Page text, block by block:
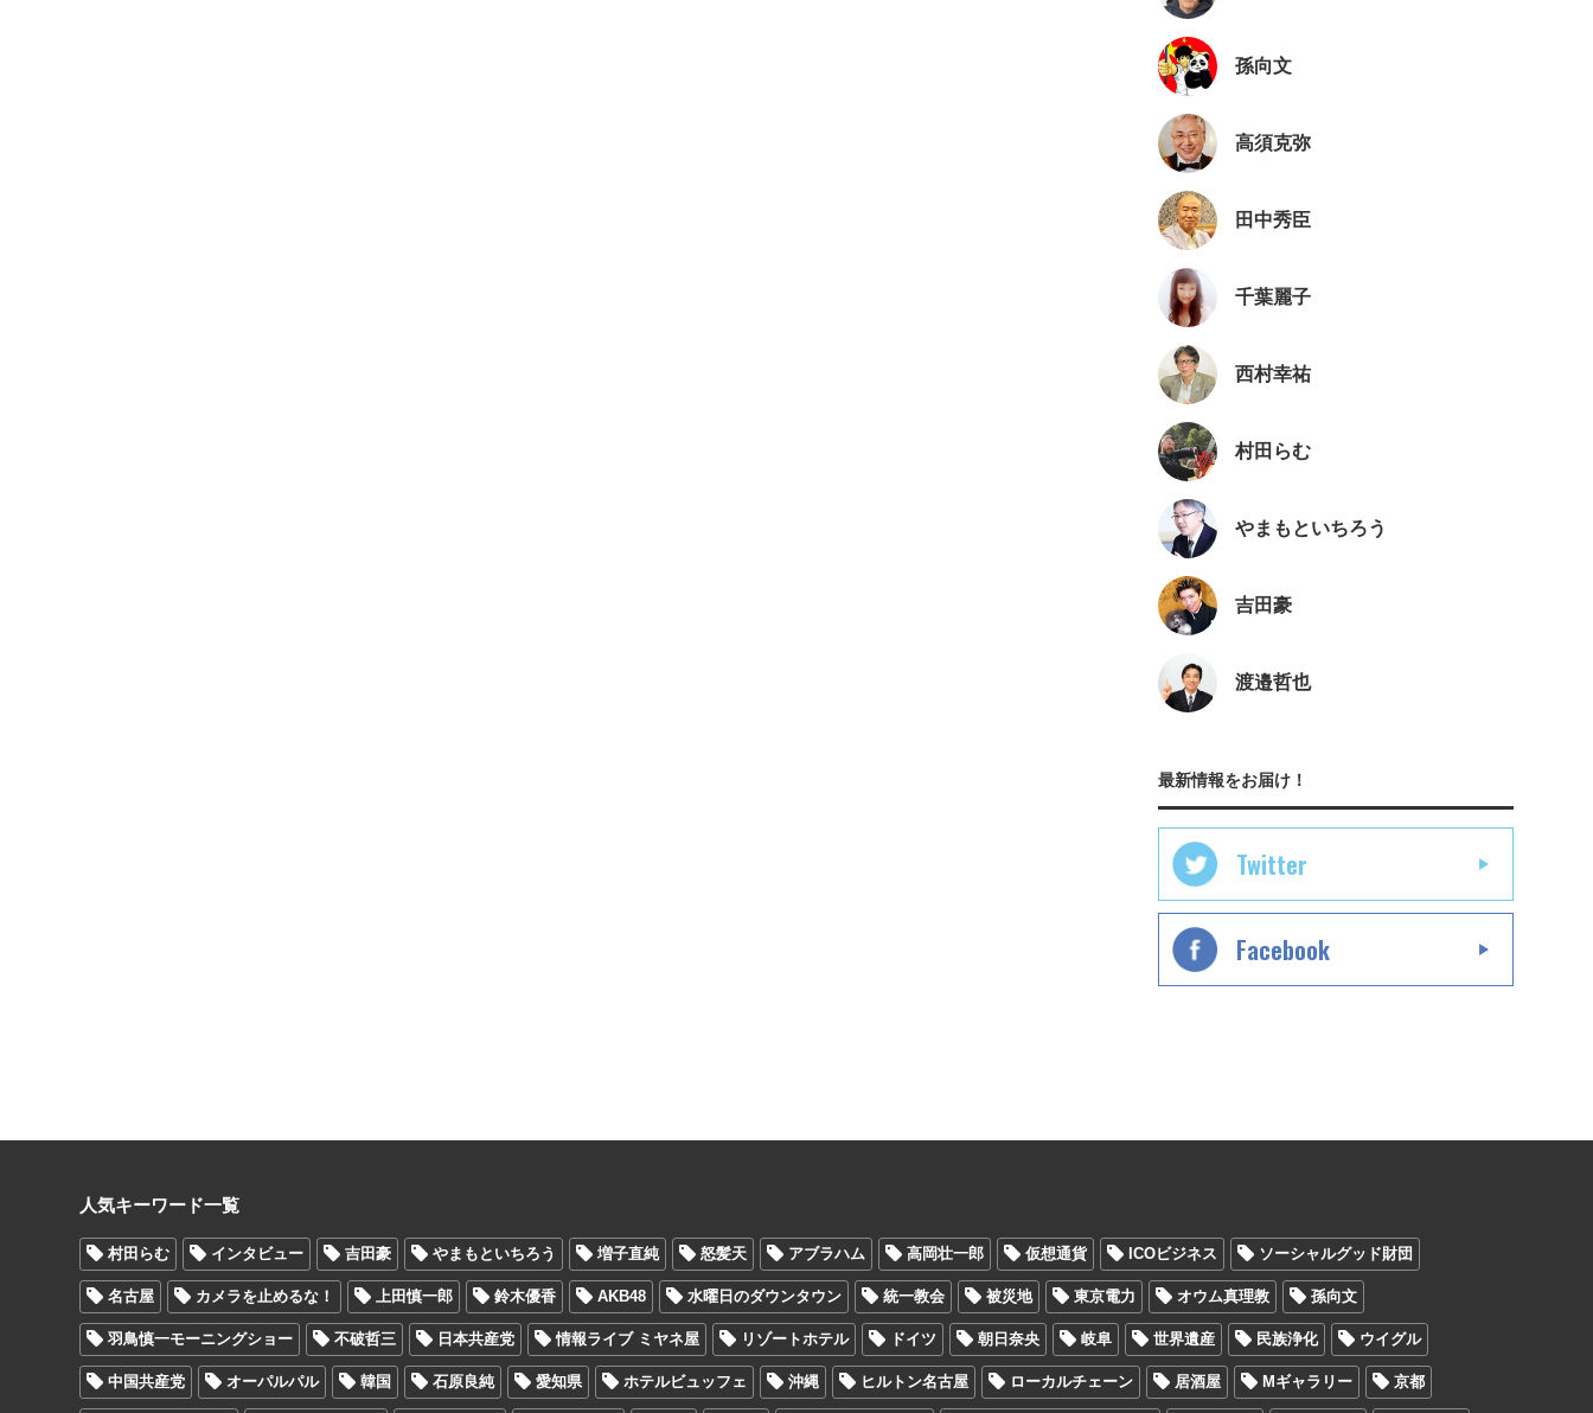
孫向文
高須克弥
田中秀臣
千葉麗子
西村幸祐
村田らむ
やまもといちろう
吉田豪
渡邉哲也
最新情報をお届け！
Twitter
Facebook
人気キーワード一覧
村田らむ インタビュー 吉田豪 やまもといちろう 増子直純 怒髪天 アブラハム 高岡壮一郎 仮想通貨 ICOビジネス ソーシャルグッド財団
名古屋 カメラを止めるな！ 上田慎一郎 鈴木優香 AKB48 水曜日のダウンタウン 統一教会 被災地 東京電力 オウム真理教 孫向文
羽鳥慎一モーニングショー 不破哲三 日本共産党 情報ライブ ミヤネ屋 リゾートホテル ドイツ 朝日奈央 岐阜 世界遺産 民族浄化 ウイグル
中国共産党 オーパルパル 韓国 石原良純 愛知県 ホテルビュッフェ 沖縄 ヒルトン名古屋 ローカルチェーン 居酒屋 Mギャラリー 京都